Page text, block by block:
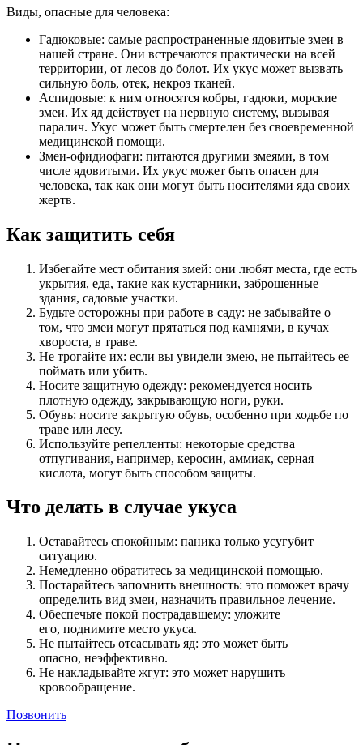
Виды, опасные для человека:
Гадюковые: самые распространенные ядовитые змеи в
нашей стране. Они встречаются практически на всей
территории, от лесов до болот. Их укус может вызвать
сильную боль, отек, некроз тканей.
Аспидовые: к ним относятся кобры, гадюки, морские
змеи. Их яд действует на нервную систему, вызывая
паралич. Укус может быть смертелен без своевременной
медицинской помощи.
Змеи-офидиофаги: питаются другими змеями, в том
числе ядовитыми. Их укус может быть опасен для
человека, так как они могут быть носителями яда своих
жертв.
Как защитить себя
Избегайте мест обитания змей: они любят места, где есть
укрытия, еда, такие как кустарники, заброшенные
здания, садовые участки.
Будьте осторожны при работе в саду: не забывайте о
том, что змеи могут прятаться под камнями, в кучах
хвороста, в траве.
Не трогайте их: если вы увидели змею, не пытайтесь ее
поймать или убить.
Носите защитную одежду: рекомендуется носить
плотную одежду, закрывающую ноги, руки.
Обувь: носите закрытую обувь, особенно при ходьбе по
траве или лесу.
Используйте репелленты: некоторые средства
отпугивания, например, керосин, аммиак, серная
кислота, могут быть способом защиты.
Что делать в случае укуса
Оставайтесь спокойным: паника только усугубит
ситуацию.
Немедленно обратитесь за медицинской помощью.
Постарайтесь запомнить внешность: это поможет врачу
определить вид змеи, назначить правильное лечение.
Обеспечьте покой пострадавшему: уложите
его, поднимите место укуса.
Не пытайтесь отсасывать яд: это может быть
опасно, неэффективно.
Не накладывайте жгут: это может нарушить
кровообращение.
Позвонить